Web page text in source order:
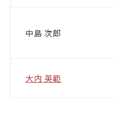
中島 次郎
大内 英範